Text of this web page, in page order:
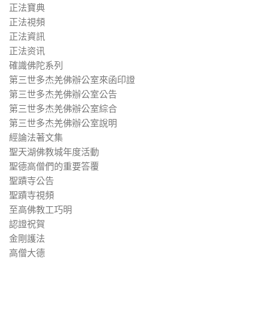
正法寶典
正法視頻
正法資訊
正法资讯
確識佛陀系列
第三世多杰羌佛辦公室來函印證
第三世多杰羌佛辦公室公告
第三世多杰羌佛辦公室綜合
第三世多杰羌佛辦公室說明
經論法著文集
聖天湖佛教城年度活動
聖德高僧們的重要答覆
聖蹟寺公告
聖蹟寺視頻
至高佛教工巧明
認證祝賀
金剛護法
高僧大德